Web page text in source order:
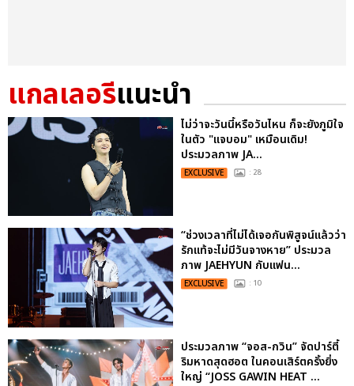
แกลเลอรีแนะนำ
ไม่ว่าจะวันนี้หรือวันไหน ก็จะยังภูมิใจ
ในตัว "แจบอม" เหมือนเดิม!
ประมวลภาพ JA...
EXCLUSIVE : 28
“ช่วงเวลาที่ไม่ได้เจอกันพิสูจน์แล้วว่า
รักแท้จะไม่มีวันจางหาย” ประมวล
ภาพ JAEHYUN กับแฟน...
EXCLUSIVE : 10
ประมวลภาพ “จอส-กวิน” จัดปาร์ตี้
ริมหาดสุดฮอต ในคอนเสิร์ตครั้งยิ่ง
ใหญ่ “JOSS GAWIN HEAT ...